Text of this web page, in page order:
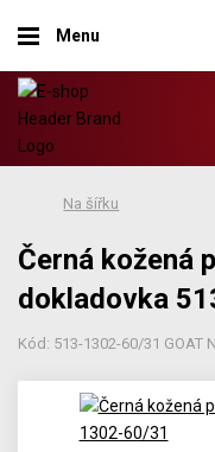
Menu
Na šířku
Černá kožená
dokladovka
Kód: 513-1302-60/31 GOAT